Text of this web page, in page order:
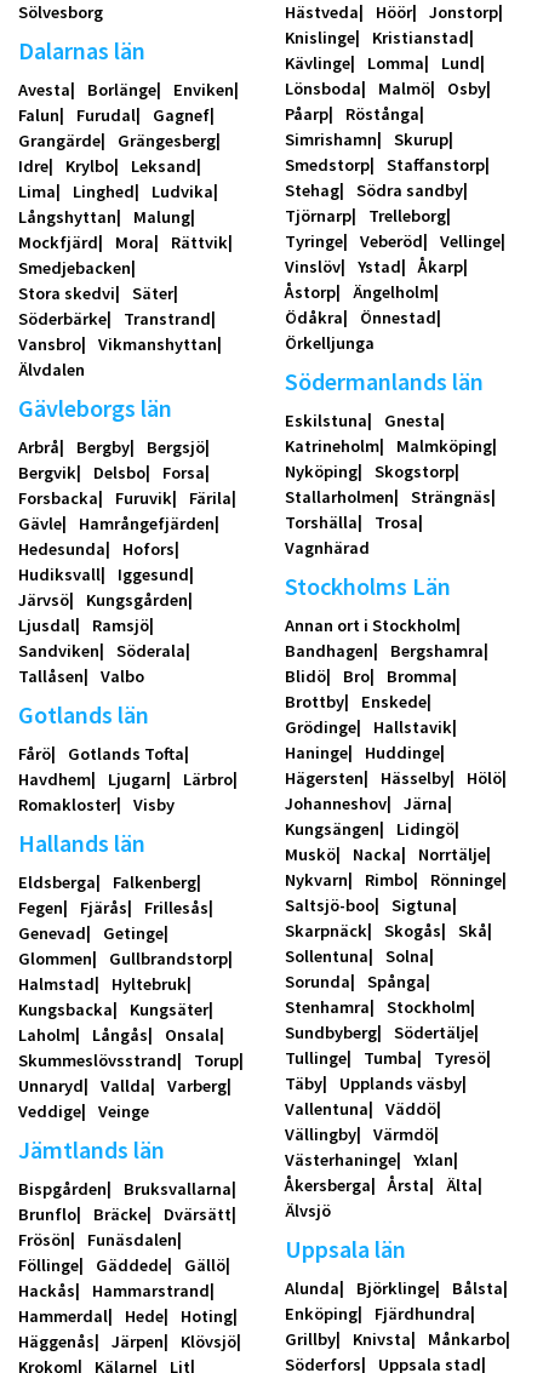
Sölvesborg
Dalarnas län
Avesta Borlänge
Enviken
Falun
Furudal
Gagnef
Grangärde
Grängesberg
Idre
Krylbo
Leksand
Lima
Linghed
Ludvika
Långshyttan
Malung
Mockfjärd
Mora
Rättvik
Smedjebacken
Stora skedvi
Säter
Söderbärke
Transtrand
Vansbro
Vikmanshyttan
Älvdalen
Gävleborgs län
Arbrå Bergby
Bergsjö
Bergvik
Delsbo
Forsa
Forsbacka
Furuvik
Färila
Gävle
Hamrångefjärden
Hedesunda
Hofors
Hudiksvall
Iggesund
Järvsö
Kungsgården
Ljusdal
Ramsjö
Sandviken
Söderala
Tallåsen
Valbo
Gotlands län
Fårö
Gotlands Tofta
Havdhem
Ljugarn
Lärbro
Romakloster
Visby
Hallands län
Eldsberga
Falkenberg
Fegen
Fjärås
Frillesås
Genevad
Getinge
Glommen
Gullbrandstorp
Halmstad
Hyltebruk
Kungsbacka
Kungsäter
Laholm
Långås
Onsala
Skummeslövsstrand
Torup
Unnaryd
Vallda
Varberg
Veddige
Veinge
Jämtlands län
Bispgården
Bruksvallarna
Brunflo
Bräcke
Dvärsätt
Frösön
Funäsdalen
Föllinge
Gäddede
Gällö
Hackås
Hammarstrand
Hammerdal
Hede
Hoting
Häggenås
Järpen
Klövsjö
Krokom
Kälarne Lit
Hästveda
Höör
Jonstorp
Knislinge
Kristianstad
Kävlinge
Lomma
Lund
Lönsboda
Malmö
Osby
Påarp
Röstånga
Simrishamn
Skurup
Smedstorp
Staffanstorp
Stehag
Södra sandby
Tjörnarp
Trelleborg
Tyringe
Veberöd
Vellinge
Vinslöv
Ystad
Åkarp
Åstorp
Ängelholm
Ödåkra
Önnestad
Örkelljunga
Södermanlands län
Eskilstuna
Gnesta
Katrineholm
Malmköping
Nyköping
Skogstorp
Stallarholmen
Strängnäs
Torshälla
Trosa
Vagnhärad
Stockholms Län
Annan ort i Stockholm
Bandhagen
Bergshamra
Blidö
Bro
Bromma
Brottby
Enskede
Grödinge
Hallstavik
Haninge
Huddinge
Hägersten
Hässelby
Hölö
Johanneshov
Järna
Kungsängen
Lidingö
Muskö
Nacka
Norrtälje
Nykvarn
Rimbo
Rönninge
Saltsjö-boo
Sigtuna
Skarpnäck
Skogås
Skå
Sollentuna
Solna
Sorunda
Spånga
Stenhamra
Stockholm
Sundbyberg
Södertälje
Tullinge
Tumba
Tyresö
Täby
Upplands väsby
Vallentuna
Väddö
Vällingby
Värmdö
Västerhaninge
Yxlan
Åkersberga
Årsta
Älta
Älvsjö
Uppsala län
Alunda Björklinge
Bålsta
Enköping
Fjärdhundra
Grillby
Knivsta
Månkarbo
Söderfors
Uppsala stad